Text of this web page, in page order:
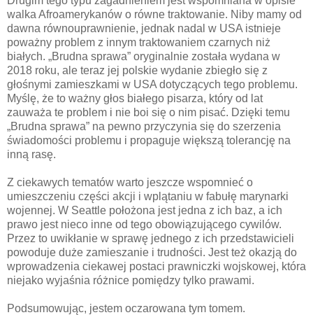
walka Afroamerykanów o równe traktowanie. Niby mamy od
dawna równouprawnienie, jednak nadal w USA istnieje
poważny problem z innym traktowaniem czarnych niż
białych. „Brudna sprawa” oryginalnie została wydana w
2018 roku, ale teraz jej polskie wydanie zbiegło się z
głośnymi zamieszkami w USA dotyczących tego problemu.
Myślę, że to ważny głos białego pisarza, który od lat
zauważa te problem i nie boi się o nim pisać. Dzięki temu
„Brudna sprawa” na pewno przyczynia się do szerzenia
świadomości problemu i propaguje większą tolerancję na
inną rasę.
Z ciekawych tematów warto jeszcze wspomnieć o
umieszczeniu części akcji i wplątaniu w fabułę marynarki
wojennej. W Seattle położona jest jedna z ich baz, a ich
prawo jest nieco inne od tego obowiązującego cywilów.
Przez to uwikłanie w sprawę jednego z ich przedstawicieli
powoduje duże zamieszanie i trudności. Jest też okazją do
wprowadzenia ciekawej postaci prawniczki wojskowej, która
niejako wyjaśnia różnice pomiędzy tylko prawami.
Podsumowując, jestem oczarowana tym tomem.